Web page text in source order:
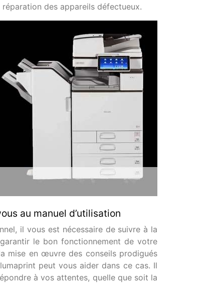
des appareils défectueux.
au manuel d’utilisation
il vous est nécessaire de suivre à la
le bon fonctionnement de votre
mise en œuvre des conseils prodigués
peut vous aider dans ce cas. Il
à vos attentes, quelle que soit la